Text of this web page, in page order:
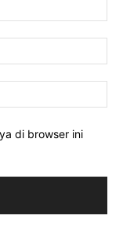
di browser ini